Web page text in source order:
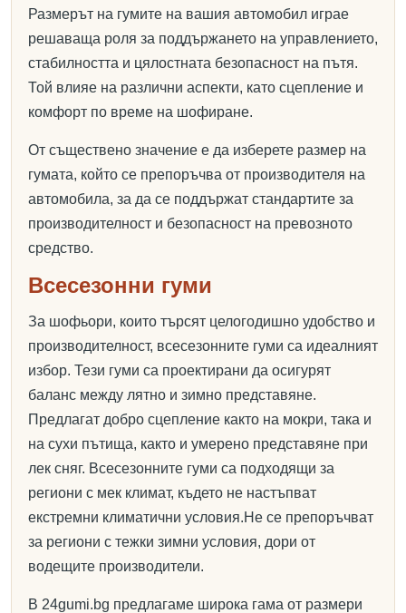
Размерът на гумите на вашия автомобил играе
решаваща роля за поддържането на управлението,
стабилността и цялостната безопасност на пътя.
Той влияе на различни аспекти, като сцепление и
комфорт по време на шофиране.
От съществено значение е да изберете размер на
гумата, който се препоръчва от производителя на
автомобила, за да се поддържат стандартите за
производителност и безопасност на превозното
средство.
Всесезонни гуми
За шофьори, които търсят целогодишно удобство и
производителност, всесезонните гуми са идеалният
избор. Тези гуми са проектирани да осигурят
баланс между лятно и зимно представяне.
Предлагат добро сцепление както на мокри, така и
на сухи пътища, както и умерено представяне при
лек сняг. Всесезонните гуми са подходящи за
региони с мек климат, където не настъпват
екстремни климатични условия.Не се препоръчват
за региони с тежки зимни условия, дори от
водещите производители.
В 24gumi.bg предлагаме широка гама от размери